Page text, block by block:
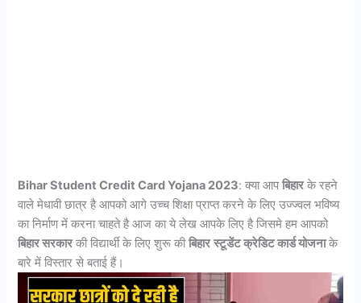
Bihar Student Credit Card Yojana 2023: क्या आपबिहारके रहने
वाले मेधावी छात्र है आपको आगे उच्च शिक्षा प्राप्त करने के लिए उज्ज्वल भविष्य
का निर्माण में करना चाहते है आज का ये लेख आपके लिए है जिसमे हम आपको
बिहार सरकारकी विद्यार्थी के लिए शुरू कीबिहार स्टूडेंट क्रेडिट कार्ड योजनाके
बारे में विस्तार से बताई हैं।